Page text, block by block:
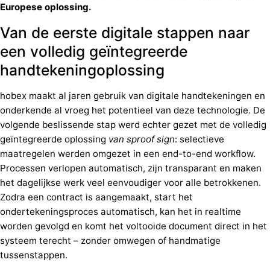
Europese oplossing.
Van de eerste digitale stappen naar
een volledig geïntegreerde
handtekeningoplossing
hobex maakt al jaren gebruik van digitale handtekeningen en
onderkende al vroeg het potentieel van deze technologie. De
volgende beslissende stap werd echter gezet met de volledig
geïntegreerde oplossing van sproof sign: selectieve
maatregelen werden omgezet in een end-to-end workflow.
Processen verlopen automatisch, zijn transparant en maken
het dagelijkse werk veel eenvoudiger voor alle betrokkenen.
Zodra een contract is aangemaakt, start het
ondertekeningsproces automatisch, kan het in realtime
worden gevolgd en komt het voltooide document direct in het
systeem terecht – zonder omwegen of handmatige
tussenstappen.